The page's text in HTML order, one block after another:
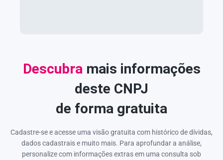
Descubra mais informações
deste CNPJ
de forma gratuita
Cadastre-se e acesse uma visão gratuita com histórico de dívidas,
dados cadastrais e muito mais. Para aprofundar a análise,
personalize com informações extras em uma consulta sob